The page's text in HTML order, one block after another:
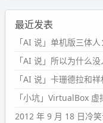
最近发表
「AI 说」单机版三体
「AI 说」所以为什么
「AI 说」卡珊德拉和
「小坑」VirtualBox
2012 年 9 月 18 日冷